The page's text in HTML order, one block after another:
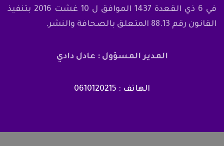
في 6 ذي القعدة 1437 الموافق ل 10 غشت 2016 بتنفيذ
القانون رقم 88.13 المتعلق بالصحافة والنشر.
المدير المسؤول : عادل دادي
الهاتف : 0610120215